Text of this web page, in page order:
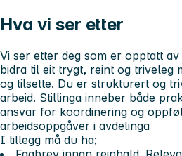
Hva vi ser etter
Vi ser etter deg som er opptatt
bidra til eit trygt, reint og triveleg
og tilsette. Du er strukturert og
arbeid. Stillinga inneber både
ansvar for koordinering og
arbeidsoppgåver i avdelinga
I tillegg må du ha;